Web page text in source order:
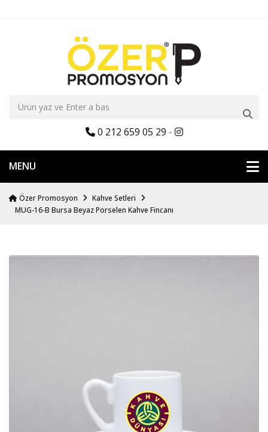
0 212 659 05 29 -
MENU
Özer Promosyon
Kahve Setleri
MUG-16-B Bursa Beyaz Porselen Kahve Fincanı